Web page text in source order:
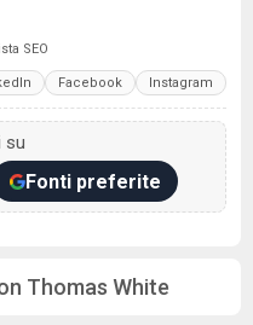
SEO
Facebook Instagram
su
Fonti preferite
Thomas White